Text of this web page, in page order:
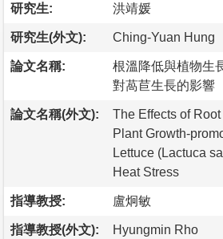
研究生: 洪靖媛
研究生(外文): Ching-Yuan Hung
論文名稱:
根溫降低與植物生
對萵苣生長的影響
論文名稱(外文):
The Effects of
Plant Growth-
Lettuce (Lactuca
Heat Stress
指導教授: 盧炯敏
指導教授(外文): Hyungmin Rho